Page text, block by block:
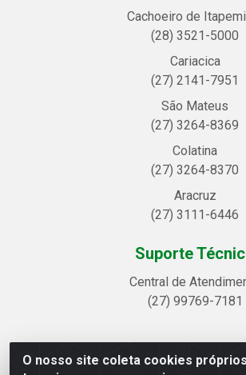
O nosso site coleta cookies
Cachoeiro de
(28) 3521-5000
Cariacica
(27) 2141-7951
São Mateus
(27) 3264-8369
Colatina
(27) 3264-8370
Aracruz
(27) 3111-6446
Suporte
Central de
(27) 99769-7181
Linhavix Distribuidora LTDA - Avenida